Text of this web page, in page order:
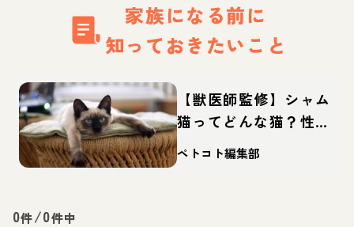
家族になる前に
知っておきたいこと
【獣医師監修】シャム
猫ってどんな猫？性
格・体重・寿命の特
徴・迎え方
ペトコト編集部
0件/0件中